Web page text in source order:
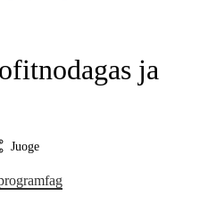
ja
Juoge